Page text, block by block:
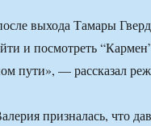
выхода Тамары
и посмотреть
пути», — рассказал
призналась, что